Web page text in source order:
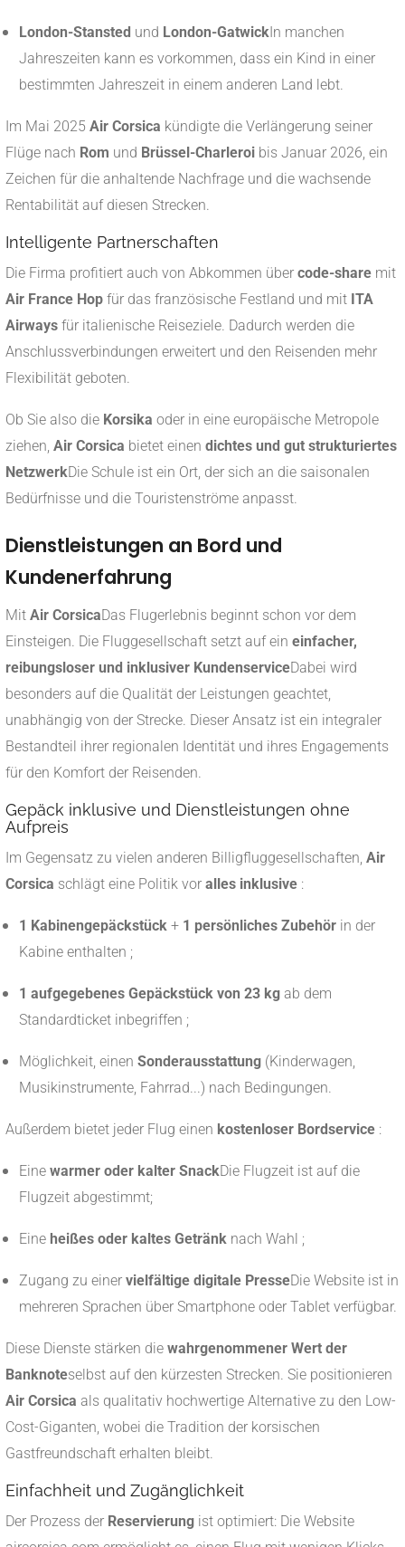
London-Stansted und London-GatwickIn manchen
Jahreszeiten kann es vorkommen, dass ein Kind in einer
bestimmten Jahreszeit in einem anderen Land lebt.
Im Mai 2025 Air Corsica kündigte die Verlängerung seiner
Flüge nach Rom und Brüssel-Charleroi bis Januar 2026, ein
Zeichen für die anhaltende Nachfrage und die wachsende
Rentabilität auf diesen Strecken.
Intelligente Partnerschaften
Die Firma profitiert auch von Abkommen über code-share mit
Air France Hop für das französische Festland und mit ITA
Airways für italienische Reiseziele. Dadurch werden die
Anschlussverbindungen erweitert und den Reisenden mehr
Flexibilität geboten.
Ob Sie also die Korsika oder in eine europäische Metropole
ziehen, Air Corsica bietet einen dichtes und gut strukturiertes
NetzwerkDie Schule ist ein Ort, der sich an die saisonalen
Bedürfnisse und die Touristenströme anpasst.
Dienstleistungen an Bord und
Kundenerfahrung
Mit Air CorsicaDas Flugerlebnis beginnt schon vor dem
Einsteigen. Die Fluggesellschaft setzt auf ein einfacher,
reibungsloser und inklusiver KundenserviceDabei wird
besonders auf die Qualität der Leistungen geachtet,
unabhängig von der Strecke. Dieser Ansatz ist ein integraler
Bestandteil ihrer regionalen Identität und ihres Engagements
für den Komfort der Reisenden.
Gepäck inklusive und Dienstleistungen ohne
Aufpreis
Im Gegensatz zu vielen anderen Billigfluggesellschaften, Air
Corsica schlägt eine Politik vor alles inklusive :
1 Kabinengepäckstück + 1 persönliches Zubehör in der
Kabine enthalten ;
1 aufgegebenes Gepäckstück von 23 kg ab dem
Standardticket inbegriffen ;
Möglichkeit, einen Sonderausstattung (Kinderwagen,
Musikinstrumente, Fahrrad...) nach Bedingungen.
Außerdem bietet jeder Flug einen kostenloser Bordservice :
Eine warmer oder kalter SnackDie Flugzeit ist auf die
Flugzeit abgestimmt;
Eine heißes oder kaltes Getränk nach Wahl ;
Zugang zu einer vielfältige digitale PresseDie Website ist in
mehreren Sprachen über Smartphone oder Tablet verfügbar.
Diese Dienste stärken die wahrgenommener Wert der
Banknoteselbst auf den kürzesten Strecken. Sie positionieren
Air Corsica als qualitativ hochwertige Alternative zu den Low-
Cost-Giganten, wobei die Tradition der korsischen
Gastfreundschaft erhalten bleibt.
Einfachheit und Zugänglichkeit
Der Prozess der Reservierung ist optimiert: Die Website